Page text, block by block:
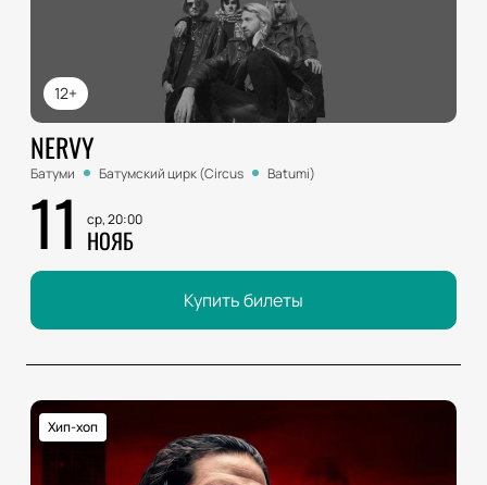
12+
NERVY
Батуми Батумский цирк (Circus Batumi)
11 ср, 20:00
НОЯБ
Купить билеты
Хип-хоп